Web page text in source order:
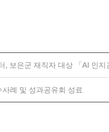
보은군 재직자 대상 「AI 인
례 및 성과공유회 성료